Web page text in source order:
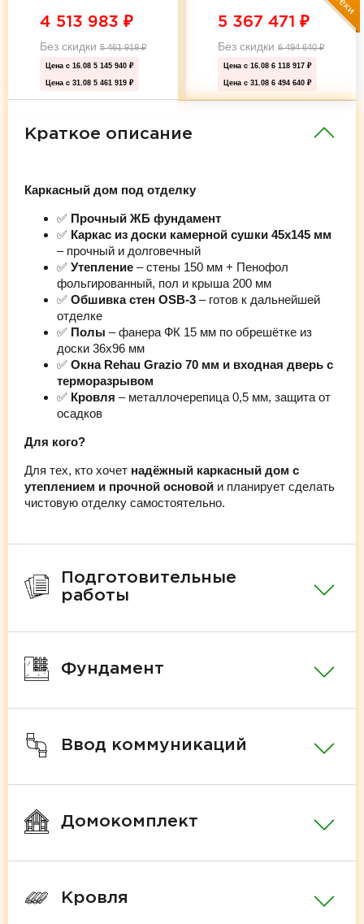
4 513 983 ₽
Без скидки 5 461 919₽
Цена с 16.08 5 145 940 ₽
Цена с 31.08 5 461 919 ₽
5 367 471 ₽
Без скидки 6 494 640₽
Цена с 16.08 6 118 917 ₽
Цена с 31.08 6 494 640 ₽
Краткое описание
Каркасный дом под отделку
✅ Прочный ЖБ фундамент
✅ Каркас из доски камерной сушки 45х145 мм
– прочный и долговечный
✅ Утепление – стены 150 мм + Пенофол
фольгированный, пол и крыша 200 мм
✅ Обшивка стен OSB-3 – готов к дальнейшей
отделке
✅ Полы – фанера ФК 15 мм по обрешётке из
доски 36х96 мм
✅ Окна Rehau Grazio 70 мм и входная дверь с
терморазрывом
✅ Кровля – металлочерепица 0,5 мм, защита от
осадков
Для кого?
Для тех, кто хочет надёжный каркасный дом с
утеплением и прочной основой и планирует сделать
чистовую отделку самостоятельно.
Подготовительные
работы
Фундамент
Ввод коммуникаций
Домокомплект
Кровля